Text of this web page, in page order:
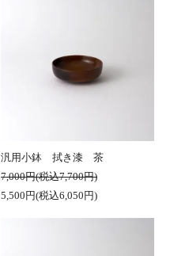
汎用小鉢 拭き漆 茶
7,000円(税込7,700円)
5,500円(税込6,050円)